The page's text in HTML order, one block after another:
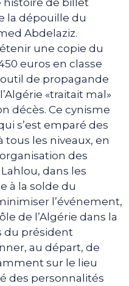
la dépouille du
Abdelaziz.
une copie du
euros en classe
de propagande
«traitait mal»
décès. Ce cynisme
s’est emparé des
tous les niveaux, en
des
dans les
à la solde du
l’événement,
de l’Algérie dans la
du président
au départ, de
sur le lieu
des personnalités